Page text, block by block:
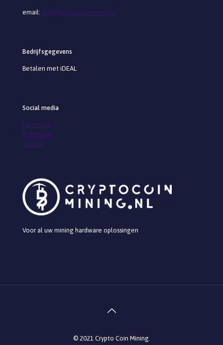
email: info@cryptocoinmining.nl
Bedrijfsgegevens
Betalen met iDEAL
Social media
Facebook
Instagram
Twitter
Voor al uw mining hardware oplossingen
© 2021 Crypto Coin Mining.